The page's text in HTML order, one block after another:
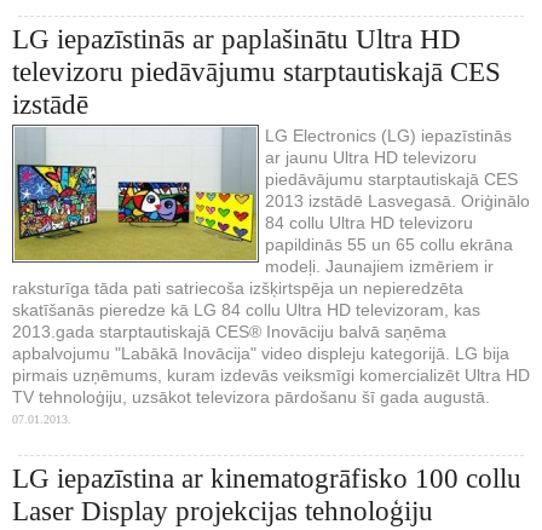
LG iepazīstinās ar paplašinātu Ultra HD
televizoru piedāvājumu starptautiskajā CES
izstādē
LG Electronics (LG) iepazīstinās
ar jaunu Ultra HD televizoru
piedāvājumu starptautiskajā CES
2013 izstādē Lasvegasā. Oriģinālo
84 collu Ultra HD televizoru
papildinās 55 un 65 collu ekrāna
modeļi. Jaunajiem izmēriem ir
raksturīga tāda pati satriecoša izšķirtspēja un nepieredzēta
skatīšanās pieredze kā LG 84 collu Ultra HD televizoram, kas
2013.gada starptautiskajā CES® Inovāciju balvā saņēma
apbalvojumu "Labākā Inovācija" video displeju kategorijā. LG bija
pirmais uzņēmums, kuram izdevās veiksmīgi komercializēt Ultra HD
TV tehnoloģiju, uzsākot televizora pārdošanu šī gada augustā.
07.01.2013.
LG iepazīstina ar kinematogrāfisko 100 collu
Laser Display projekcijas tehnoloģiju